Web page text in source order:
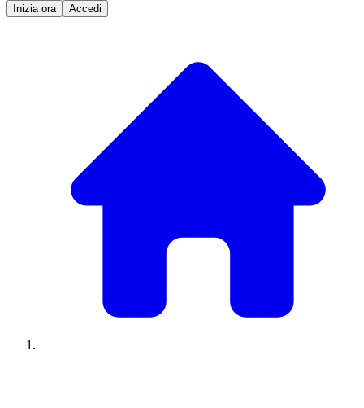
Inizia ora Accedi